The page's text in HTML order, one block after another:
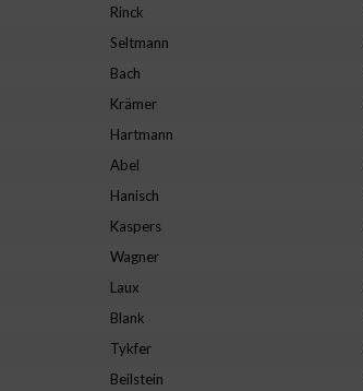
Rinck
Seltmann
Bach
Krämer
Hartmann
Abel
Hanisch
Kaspers
Wagner
Laux
Blank
Tykfer
Beilstein
von Inhalten
Auswahl personalisierter Inhalte
der Angebote